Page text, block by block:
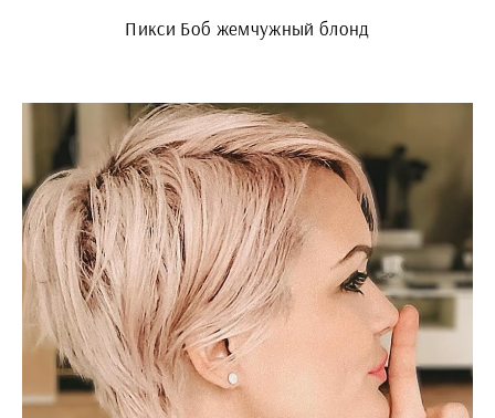
Пикси Боб жемчужный блонд